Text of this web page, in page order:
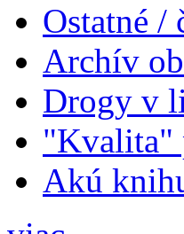
Ostatné /
Archív
Drogy v
"Kvalita"
Akú